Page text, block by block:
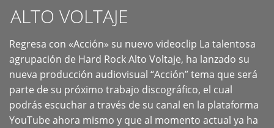
ALTO VOLTAJE
Regresa con «Acción» su nuevo videoclip La talentosa
agrupación de Hard Rock Alto Voltaje, ha lanzado su
nueva producción audiovisual “Acción” tema que será
parte de su próximo trabajo discográfico, el cual
podrás escuchar a través de su canal en la plataforma
YouTube ahora mismo y que al momento actual ya ha
+